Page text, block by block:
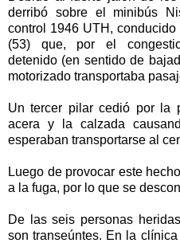
derribó sobre el minibús
control 1946 UTH,
(53) que, por el
detenido (en sentido de
motorizado transportaba
Un tercer pilar cedió por la
acera y la calzada
esperaban transportarse al
Luego de provocar este
a la fuga, por lo que se
De las seis personas
son transeúntes. En la